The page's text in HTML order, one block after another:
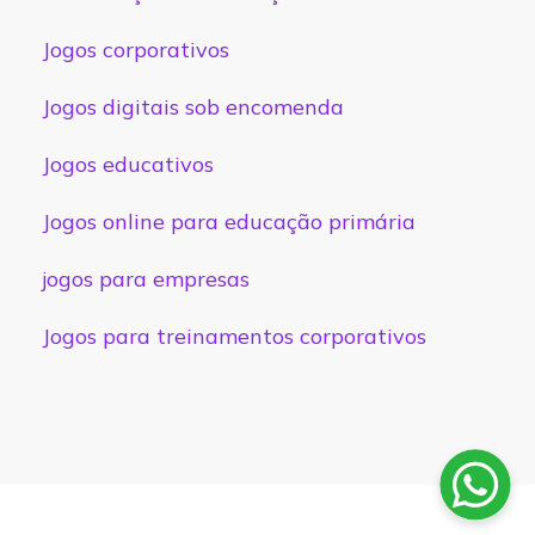
Jogos corporativos
Jogos digitais sob encomenda
Jogos educativos
Jogos online para educação primária
jogos para empresas
Jogos para treinamentos corporativos